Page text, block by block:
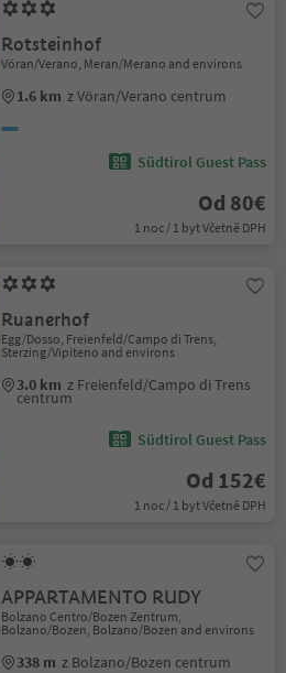
Rotsteinhof
Vöran/Verano, Meran/Merano and environs
1.6 km z Vöran/Verano centrum
Südtirol Guest Pass
Od 80€
1 noc / 1 byt Včetně DPH
Ruanerhof
Egg/Dosso, Freienfeld/Campo di Trens,
Sterzing/Vipiteno and environs
3.0 km z Freienfeld/Campo di Trens
centrum
Südtirol Guest Pass
Od 152€
1 noc / 1 byt Včetně DPH
APPARTAMENTO RUDY
Bolzano Centro/Bozen Zentrum,
Bolzano/Bozen, Bolzano/Bozen and environs
338 m z Bolzano/Bozen centrum